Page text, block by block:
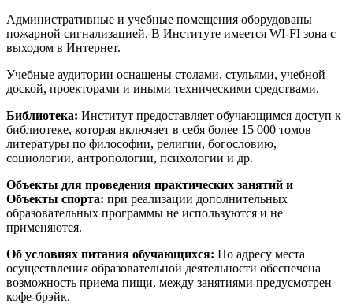
Административные и учебные помещения оборудованы
пожарной сигнализацией. В Институте имеется WI-FI зона с
выходом в Интернет.
Учебные аудитории оснащены столами, стульями, учебной
доской, проекторами и иными техническими средствами.
Библиотека: Институт предоставляет обучающимся доступ к
библиотеке, которая включает в себя более 15 000 томов
литературы по философии, религии, богословию,
социологии, антропологии, психологии и др.
Объекты для проведения практических занятий и
Объекты спорта: при реализации дополнительных
образовательных программы не используются и не
применяются.
Об условиях питания обучающихся: По адресу места
осуществления образовательной деятельности обеспечена
возможность приема пищи, между занятиями предусмотрен
кофе-брэйк.